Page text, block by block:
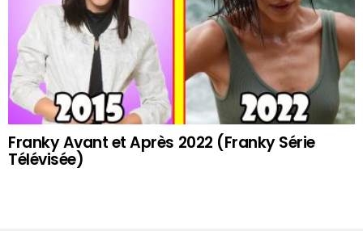
Franky Avant et Après 2022 (Franky Série
Télévisée)